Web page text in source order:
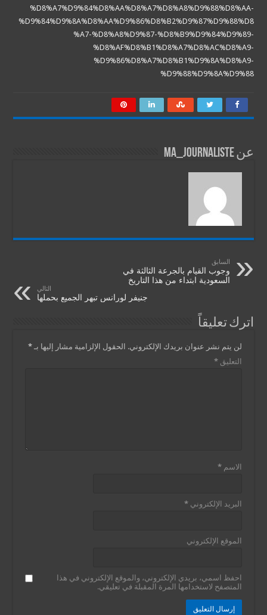
%D8%A7%D9%84%D8%AA%D8%A7%D8%A8%D9%88%D8%AA-
%D9%84%D9%8A%D8%AA%D9%86%D8%B2%D9%87%D9%88%D8
%A7-%D8%A8%D9%87-%D8%B9%D9%84%D9%89-
%D8%AF%D8%B1%D8%A7%D8%AC%D8%A9-
%D9%86%D8%A7%D8%B1%D9%8A%D8%A9-
%D9%88%D9%8A%D9%88
عن ma_journaliste
السابق
وجوب القيام بالجرعة الثالثة في
السعودية ابتداء من هذا التاريخ
التالي
جنيفر لورانس تبهر الجميع بحملها
اترك تعليقاً
لن يتم نشر عنوان بريدك الإلكتروني. الحقول الإلزامية مشار إليها بـ*
التعليق*
الاسم*
البريد الإلكتروني*
الموقع الإلكتروني
احفظ اسمي، بريدي الإلكتروني، والموقع الإلكتروني في هذا
المتصفح لاستخدامها المرة المقبلة في تعليقي.